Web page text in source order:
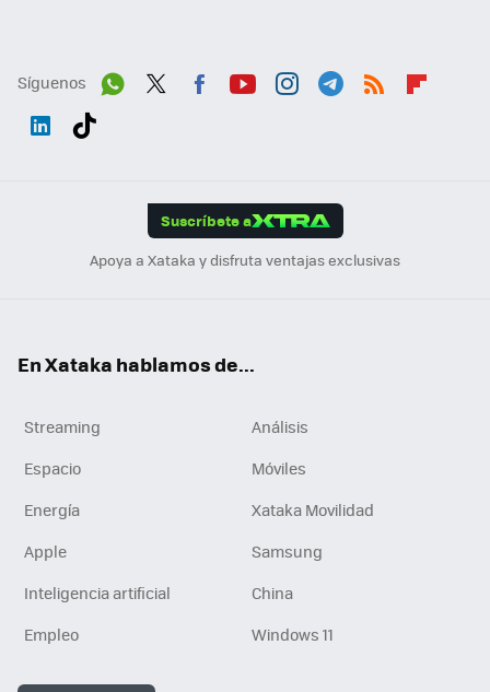
Síguenos
Suscríbete a
Apoya a Xataka y disfruta ventajas exclusivas
En Xataka hablamos de...
Streaming
Análisis
Espacio
Móviles
Energía
Xataka Movilidad
Apple
Samsung
Inteligencia artificial
China
Empleo
Windows 11